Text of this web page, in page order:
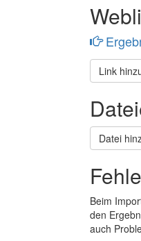
Link
Datei
Beim
den
auch